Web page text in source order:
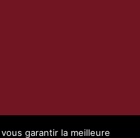
garantir la meilleure